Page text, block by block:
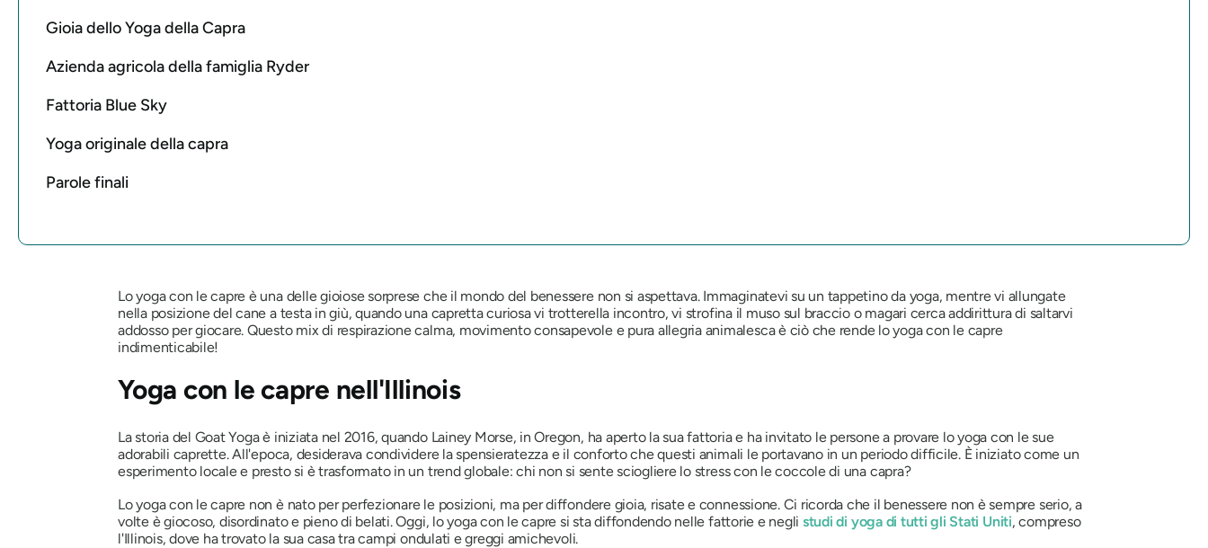
Gioia dello Yoga della Capra
Azienda agricola della famiglia Ryder
Fattoria Blue Sky
Yoga originale della capra
Parole finali
Lo yoga con le capre è una delle gioiose sorprese che il mondo del benessere non si aspettava. Immaginatevi su un tappetino da yoga, mentre vi allungate
nella posizione del cane a testa in giù, quando una capretta curiosa vi trotterella incontro, vi strofina il muso sul braccio o magari cerca addirittura di saltarvi
addosso per giocare. Questo mix di respirazione calma, movimento consapevole e pura allegria animalesca è ciò che rende lo yoga con le capre
indimenticabile!
Yoga con le capre nell'Illinois
La storia del Goat Yoga è iniziata nel 2016, quando Lainey Morse, in Oregon, ha aperto la sua fattoria e ha invitato le persone a provare lo yoga con le sue
adorabili caprette. All'epoca, desiderava condividere la spensieratezza e il conforto che questi animali le portavano in un periodo difficile. È iniziato come un
esperimento locale e presto si è trasformato in un trend globale: chi non si sente sciogliere lo stress con le coccole di una capra?
Lo yoga con le capre non è nato per perfezionare le posizioni, ma per diffondere gioia, risate e connessione. Ci ricorda che il benessere non è sempre serio, a
volte è giocoso, disordinato e pieno di belati. Oggi, lo yoga con le capre si sta diffondendo nelle fattorie e negli studi di yoga di tutti gli Stati Uniti, compreso
l'Illinois, dove ha trovato la sua casa tra campi ondulati e greggi amichevoli.